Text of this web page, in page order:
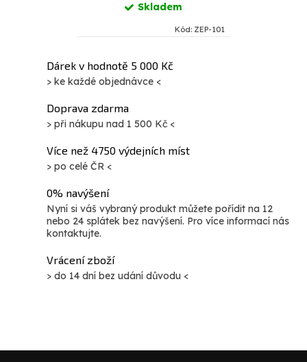
Skladem
Kód: ZEP-101
i
Dárek v hodnotě 5 000 Kč
> ke každé objednávce <
Doprava zdarma
> při nákupu nad 1 500 Kč <
Více než 4750 výdejních míst
> po celé ČR <
0% navýšení
Nyní si váš vybraný produkt můžete pořídit na 12
nebo 24 splátek bez navýšení. Pro více informací nás
kontaktujte.
Vrácení zboží
> do 14 dní bez udání důvodu <